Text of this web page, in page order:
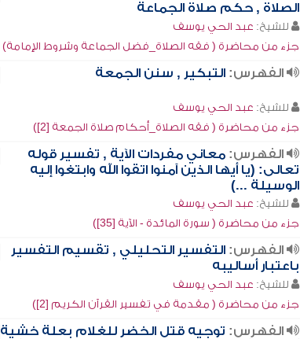
الصلاة , حكم صلاة الجماعة
للشيخ: عبد الحي يوسف
جزء من محاضرة ( فقه الصلاة_فضل الجماعة وشروط الإمامة)
الفهرس: التبكير , سنن الجمعة
للشيخ: عبد الحي يوسف
جزء من محاضرة ( فقه الصلاة_أحكام صلاة الجمعة [2])
الفهرس: معاني مفردات الآية , تفسير قوله
تعالى: (يا أيها الذين آمنوا اتقوا الله وابتغوا إليه
الوسيلة ...)
للشيخ: عبد الحي يوسف
جزء من محاضرة ( سورة المائدة - الآية [35])
الفهرس: التفسير التحليلي , تقسيم التفسير
باعتبار أساليبه
للشيخ: عبد الحي يوسف
جزء من محاضرة ( مقدمة في تفسير القرآن الكريم [2])
الفهرس: توجيه قتل الخضر للغلام بعلة خشية